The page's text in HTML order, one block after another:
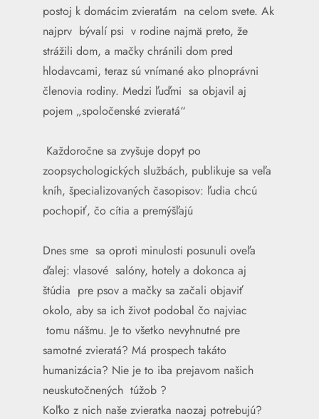
postoj k domácim zvieratám na celom svete. Ak
najprv bývalí psi v rodine najmä preto, že
strážili dom, a mačky chránili dom pred
hlodavcami, teraz sú vnímané ako plnoprávni
členovia rodiny. Medzi ľuďmi sa objavil aj
pojem „spoločenské zvieratá“
Každoročne sa zvyšuje dopyt po
zoopsychologických službách, publikuje sa veľa
kníh, špecializovaných časopisov: ľudia chcú
pochopiť, čo cítia a premýšľajú
Dnes sme sa oproti minulosti posunuli oveľa
ďalej: vlasové salóny, hotely a dokonca aj
štúdia pre psov a mačky sa začali objaviť
okolo, aby sa ich život podobal čo najviac
tomu nášmu. Je to všetko nevyhnutné pre
samotné zvieratá? Má prospech takáto
humanizácia? Nie je to iba prejavom našich
neuskutočnených túžob ?
Koľko z nich naše zvieratka naozaj potrebujú?